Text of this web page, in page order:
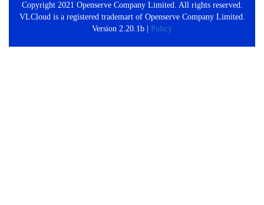
Copyright 2021 Openserve Company Limited. All rights reserved.
VLCloud is a registered trademart of Openserve Company Limited.
Version 2.20.1b |
Policy